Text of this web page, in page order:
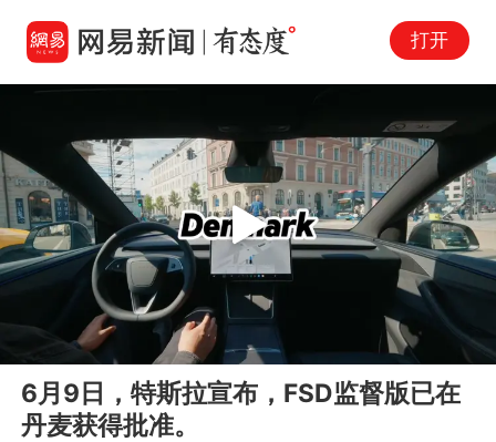
打开
00:00 00:34
Play
6月9日，特斯拉宣布，FSD监督版已在
丹麦获得批准。